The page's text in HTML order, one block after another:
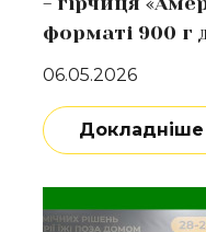
форматі 900 г
06.05.2026
Докладніше